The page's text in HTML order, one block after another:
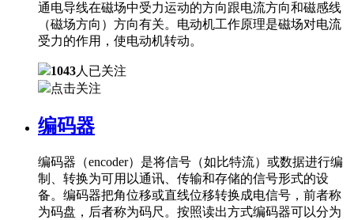
通电导线在磁场中受力运动的方向跟电流方向和磁感线
（磁场方向）方向有关。电动机工作原理是磁场对电流
受力的作用，使电动机转动。
1043人已关注
点击关注
编码器
编码器（encoder）是将信号（如比特流）或数据进行编
制、转换为可用以通讯、传输和存储的信号形式的设
备。编码器把角位移或直线位移转换成电信号，前者称
为码盘，后者称为码尺。按照读出方式编码器可以分为